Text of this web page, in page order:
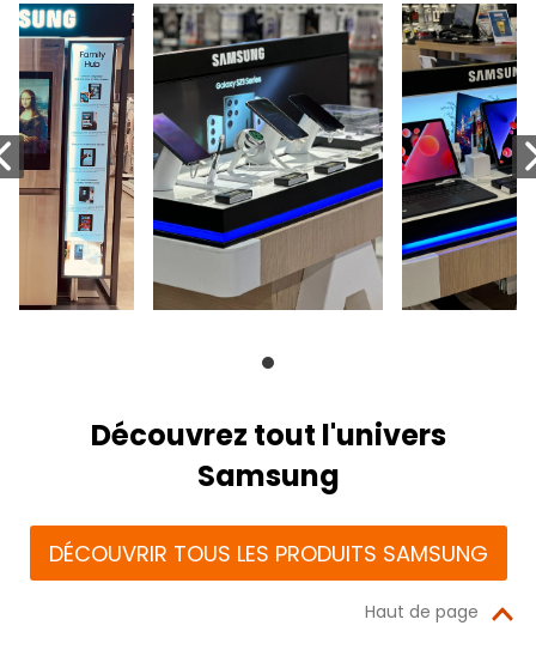
Découvrez tout l'univers
Samsung
DÉCOUVRIR TOUS LES PRODUITS SAMSUNG
Haut de page